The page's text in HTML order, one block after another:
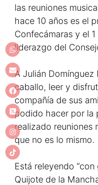
las reuniones
hace 10 años es el
Confecámaras y el
liderazgo del
A Julián Domínguez
caballo, leer y
compañía de sus
podido hacer por la
realizado reuniones
que no es lo mismo.
Está releyendo “con
Quijote de la